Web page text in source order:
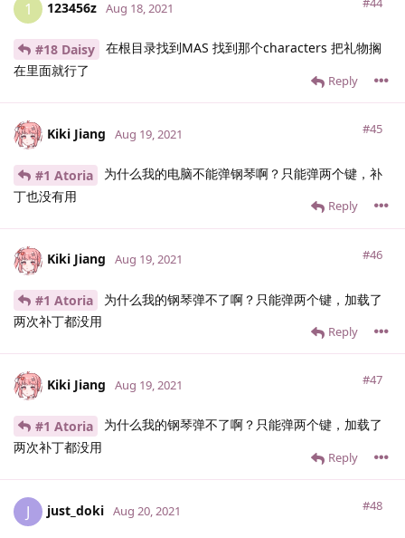
1 123456z Aug 18, 2021
#18 Daisy
在根目录找到MAS 找到那个characters 把礼物搁
在里面就行了
Reply
Kiki Jiang #45
Aug 19, 2021
#1 Atoria
为什么我的电脑不能弹钢琴啊？只能弹两个键，补
丁也没有用
Reply
Kiki Jiang #46
Aug 19, 2021
#1 Atoria
为什么我的钢琴弹不了啊？只能弹两个键，加载了
两次补丁都没用
Reply
Kiki Jiang #47
Aug 19, 2021
#1 Atoria
为什么我的钢琴弹不了啊？只能弹两个键，加载了
两次补丁都没用
Reply
J just_doki #48
Aug 20, 2021